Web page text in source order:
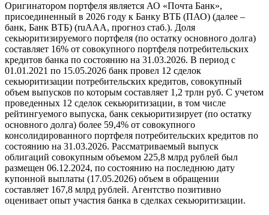
Оригинатором портфеля является АО «Почта Банк»,
присоединенный в 2026 году к Банку ВТБ (ПАО) (далее –
банк, Банк ВТБ) (ruAAA, прогноз стаб.). Доля
секьюритизируемого портфеля (по остатку основного долга)
составляет 16% от совокупного портфеля потребительских
кредитов банка по состоянию на 31.03.2026. В период с
01.01.2021 по 15.05.2026 банк провел 12 сделок
секьюритизации потребительских кредитов, совокупный
объем выпусков по которым составляет 1,2 трлн руб. С учетом
проведенных 12 сделок секьюритизации, в том числе
рейтингуемого выпуска, банк секьюритизирует (по остатку
основного долга) более 59,4% от совокупного
консолидированного портфеля потребительских кредитов по
состоянию на 31.03.2026. Рассматриваемый выпуск
облигаций совокупным объемом 225,8 млрд рублей был
размещен 06.12.2024, по состоянию на последнюю дату
купонной выплаты (17.05.2026) объем в обращении
составляет 167,8 млрд рублей. Агентство позитивно
оценивает опыт участия банка в сделках секьюритизации.